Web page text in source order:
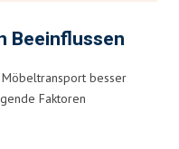
Beeinflussen
besser
Faktoren